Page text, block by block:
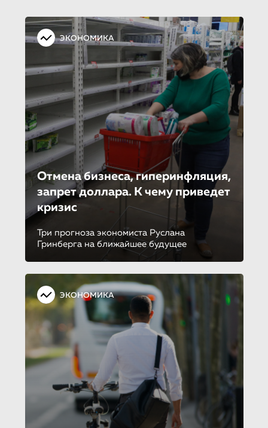
ЭКОНОМИКА
Отмена бизнеса, гиперинфляция,
запрет доллара. К чему приведет
кризис
Три прогноза экономиста Руслана
Гринберга на ближайшее будущее
ЭКОНОМИКА